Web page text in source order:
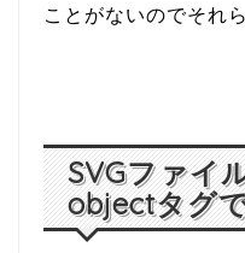
ことがないのでそれ
SVGファイ
objectタグ